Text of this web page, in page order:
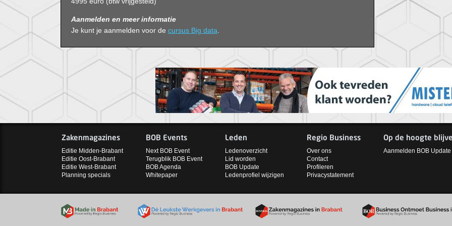
Aanmelden en meer informatie
Je kunt je aanmelden voor de cursus Big data
Zakenmagazines
Editie Midden-Brabant
Editie Oost-Brabant
Editie West-Brabant
Planning specials
BOB Events
Next BOB Event
Terugblik BOB Event
BOB Agenda
Whitepaper
Leden
Ledenoverzicht
Lid worden
BOB Update
Ledenprofiel wijzigen
Regio Business
Over ons
Contact
Profileren
Privacystatement
Op de hoogte
Aanmelden BOB Update